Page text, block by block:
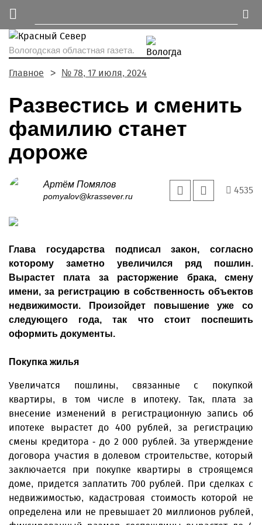
Вологодская областная газета.
Главное № 78, 17 июля, 2024
Развестись и сменить
фамилию станет
дороже
Артём Помялов
pomyalov@krassever.ru
4535
Глава государства подписал закон, согласно
которому заметно увеличился ряд пошлин.
Вырастет плата за расторжение брака, смену
имени, за регистрацию в собственность объектов
недвижимости. Произойдет повышение уже со
следующего года, так что стоит поспешить
оформить документы.
Покупка жилья
Увеличатся пошлины, связанные с покупкой
квартиры, в том числе в ипотеку. Так, плата за
внесение изменений в регистрационную запись об
ипотеке вырастет до 400 рублей, за регистрацию
смены кредитора - до 2 000 рублей. За утверждение
договора участия в долевом строительстве, который
заключается при покупке квартиры в строящемся
доме, придется заплатить 700 рублей. При сделках с
недвижимостью, кадастровая стоимость которой не
определена или не превышает 20 миллионов рублей,